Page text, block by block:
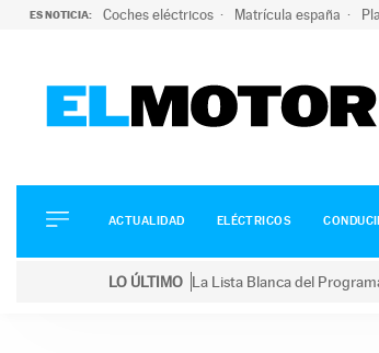
ES NOTICIA: Coches eléctricos Matrícula españa
ELÉCTRICOS
CONDUCIR
ACTUALIDAD ELÉCTRICOS
LO ÚLTIMO La Lista Blanca del